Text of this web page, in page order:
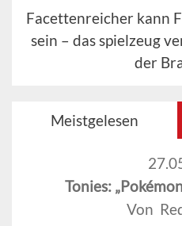
Facettenreicher kann
sein – das spielzeug
der
Meistgelesen
Tonies:
Von